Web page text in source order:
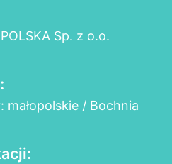
Sp. z o.o.
małopolskie / Bochnia